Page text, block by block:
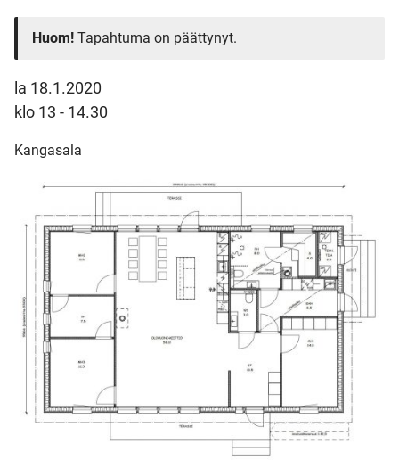
Huom! Tapahtuma on päättynyt.
la 18.1.2020
klo 13 - 14.30
Kangasala